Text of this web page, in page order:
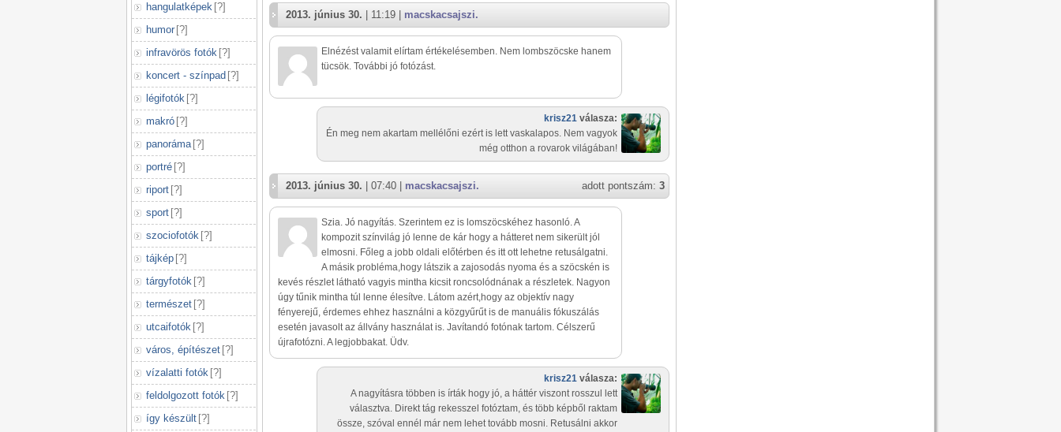
hangulatképek [?]
humor [?]
infravörös fotók [?]
koncert - színpad [?]
légifotók [?]
makró [?]
panoráma [?]
portré [?]
riport [?]
sport [?]
szociofotók [?]
tájkép [?]
tárgyfotók [?]
természet [?]
utcaifotók [?]
város, építészet [?]
vízalatti fotók [?]
feldolgozott fotók [?]
így készült [?]
2013. június 30. | 11:19 | macskacsajszi.
Elnézést valamit elírtam értékelésemben. Nem lombszöcske hanem
tücsök. További jó fotózást.
krisz21 válasza:
Én meg nem akartam mellélőni ezért is lett vaskalapos. Nem vagyok
még otthon a rovarok világában!
adott pontszám: 3
2013. június 30. | 07:40 | macskacsajszi.
Szia. Jó nagyítás. Szerintem ez is lomszöcskéhez hasonló. A
kompozit színvilág jó lenne de kár hogy a hátteret nem sikerült jól
elmosni. Főleg a jobb oldali előtérben és itt ott lehetne retusálgatni.
A másik probléma,hogy látszik a zajosodás nyoma és a szöcskén is
kevés részlet látható vagyis mintha kicsit roncsolódnának a részletek. Nagyon
úgy tűnik mintha túl lenne élesítve. Látom azért,hogy az objektív nagy
fényerejű, érdemes ehhez használni a közgyűrűt is de manuális fókuszálás
esetén javasolt az állvány használat is. Javítandó fotónak tartom. Célszerű
újrafotózni. A legjobbakat. Üdv.
krisz21 válasza:
A nagyításra többen is írták hogy jó, a háttér viszont rosszul lett
választva. Direkt tág rekesszel fotóztam, és több képből raktam
össze, szóval ennél már nem lehet tovább mosni. Retusálni akkor